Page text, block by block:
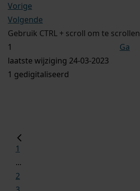
Vorige
Volgende
Gebruik CTRL + scroll om te scrollen
Ga
laatste wijziging 24-03-2023
1 gedigitaliseerd
1
...
2